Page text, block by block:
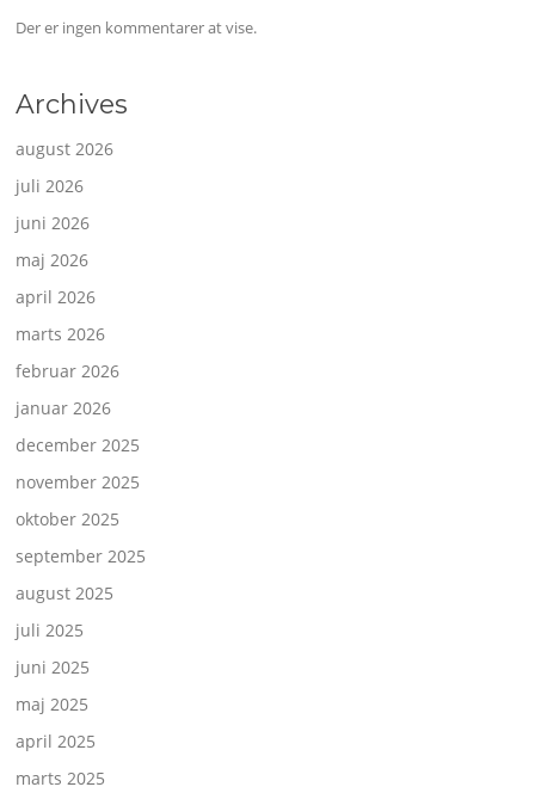
Der er ingen kommentarer at vise.
Archives
august 2026
juli 2026
juni 2026
maj 2026
april 2026
marts 2026
februar 2026
januar 2026
december 2025
november 2025
oktober 2025
september 2025
august 2025
juli 2025
juni 2025
maj 2025
april 2025
marts 2025